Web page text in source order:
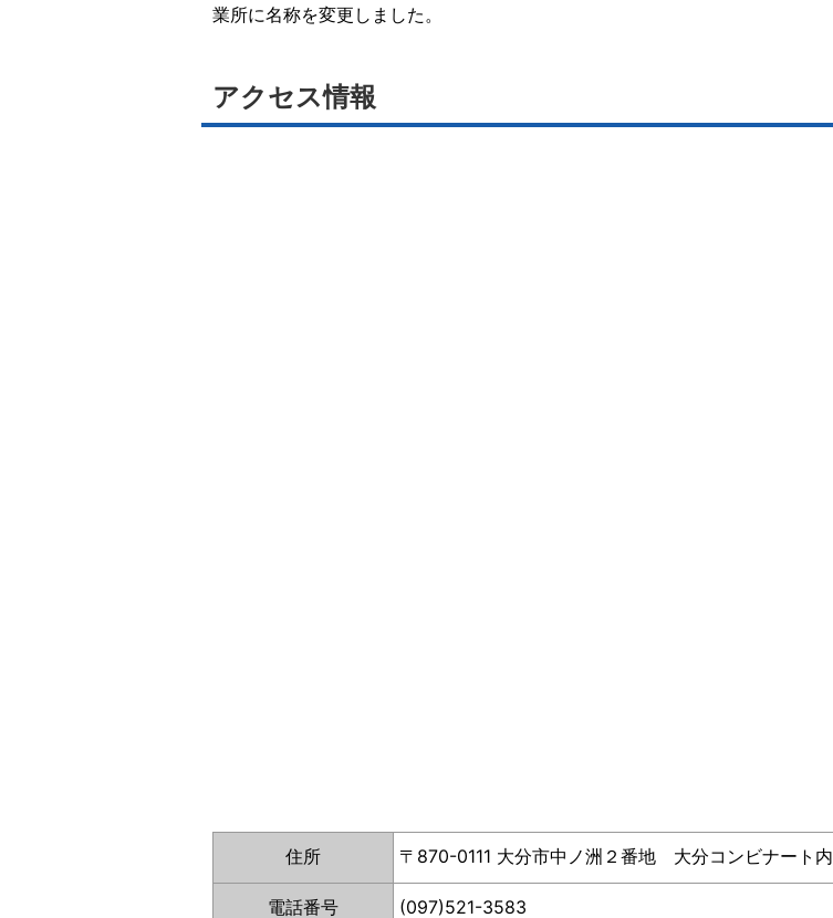
業所に名称を変更しました。
アクセス情報
住所 〒870-0111 大分市中ノ洲２番地 大分コンビナート内
電話番号 (097)521-3583